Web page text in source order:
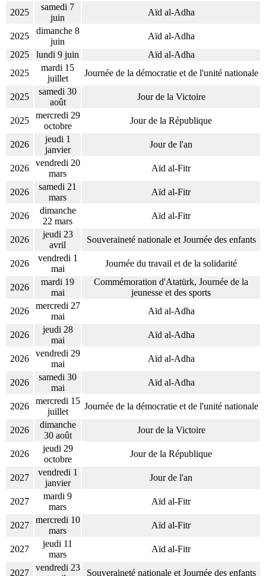
2025
samedi 7
juin
Aïd al-Adha
2025
dimanche 8
juin
Aïd al-Adha
2025
lundi 9 juin
Aïd al-Adha
2025
mardi 15
juillet
Journée de la démocratie et de l'unité nationale
2025
samedi 30
août
Jour de la Victoire
2025
mercredi 29
octobre
Jour de la République
2026
jeudi 1
janvier
Jour de l'an
2026
vendredi 20
mars
Aïd al-Fitr
2026
samedi 21
mars
Aïd al-Fitr
2026
dimanche
22 mars
Aïd al-Fitr
2026
jeudi 23
avril
Souveraineté nationale et Journée des enfants
2026
vendredi 1
mai
Journée du travail et de la solidarité
2026
mardi 19
mai
Commémoration d'Atatürk, Journée de la
jeunesse et des sports
2026
mercredi 27
mai
Aïd al-Adha
2026
jeudi 28
mai
Aïd al-Adha
2026
vendredi 29
mai
Aïd al-Adha
2026
samedi 30
mai
Aïd al-Adha
2026
mercredi 15
juillet
Journée de la démocratie et de l'unité nationale
2026
dimanche
30 août
Jour de la Victoire
2026
jeudi 29
octobre
Jour de la République
2027
vendredi 1
janvier
Jour de l'an
2027
mardi 9
mars
Aïd al-Fitr
2027
mercredi 10
mars
Aïd al-Fitr
2027
jeudi 11
mars
Aïd al-Fitr
2027
vendredi 23
Souveraineté nationale et Journée des enfants